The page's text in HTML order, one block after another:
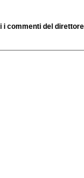
i commenti del direttore